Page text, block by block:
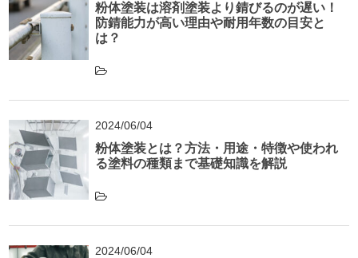
粉体塗装は溶剤塗装より錆びるのが遅い！
防錆能力が高い理由や耐用年数の目安と
は？
2024/06/04
粉体塗装とは？方法・用途・特徴や使われ
る塗料の種類まで基礎知識を解説
2024/06/04